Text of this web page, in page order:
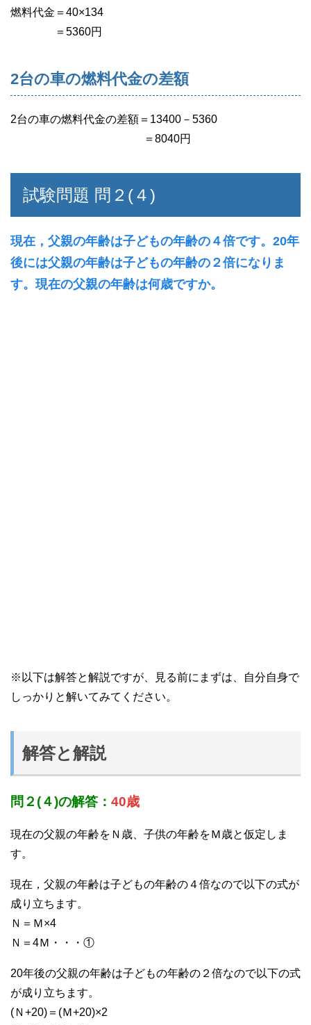
燃料代金＝40×134
＝5360円
2台の車の燃料代金の差額
2台の車の燃料代金の差額＝13400－5360
＝8040円
試験問題 問２(４)
現在，父親の年齢は子どもの年齢の４倍です。20年
後には父親の年齢は子どもの年齢の２倍になりま
す。現在の父親の年齢は何歳ですか。
※以下は解答と解説ですが、見る前にまずは、自分自身で
しっかりと解いてみてください。
解答と解説
問２(４)の解答： 40歳
現在の父親の年齢をＮ歳、子供の年齢をＭ歳と仮定しま
す。
現在，父親の年齢は子どもの年齢の４倍なので以下の式が
成り立ちます。
Ｎ＝Ｍ×4
Ｎ＝4Ｍ・・・①
20年後の父親の年齢は子どもの年齢の２倍なので以下の式
が成り立ちます。
(Ｎ+20)＝(Ｍ+20)×2